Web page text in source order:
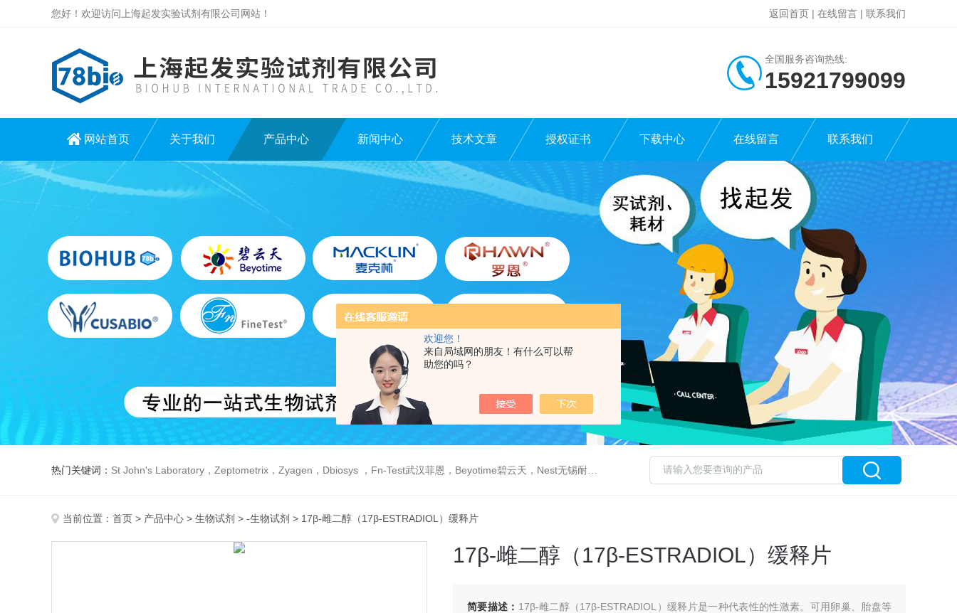
欢迎您！
来自局域网的朋友！有什么可以帮
助您的吗？
您好！欢迎访问上海起发实验试剂有限公司网站！ 返回首页 | 在线留言 | 联系我们
全国服务咨询热线:
15921799099
网站首页 关于我们 产品中心 新闻中心 技术文章 授权证书 下载中心 在线留言 联系我们
热门关键词： St John's Laboratory，Zeptometrix，Zyagen，Dbiosys ，Fn-Test武汉菲恩，Beyotime碧云天，Nest无锡耐思，Elabscience伊莱瑞特，Macklin麦克林生物，Cobioer科佰生物
当前位置： 首页 > 产品中心 > 生物试剂 > -生物试剂 > 17β-雌二醇（17β-ESTRADIOL）缓释片
17β-雌二醇（17β-ESTRADIOL）缓释片
简要描述： 17β-雌二醇（17β-ESTRADIOL）缓释片是一种代表性的性激素。可用卵巢、胎盘等